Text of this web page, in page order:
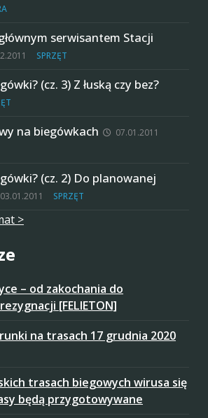
serwisantem Stacji
SPRZĘT
(cz. 3) Z łuską czy bez?
na biegówkach
07.01.2011
(cz. 2) Do planowanej
03.01.2011 SPRZĘT
>
– od zakochania do
[FELIETON]
na trasach 17 grudnia 2020
trasach biegowych wirusa się
będą przygotowywane